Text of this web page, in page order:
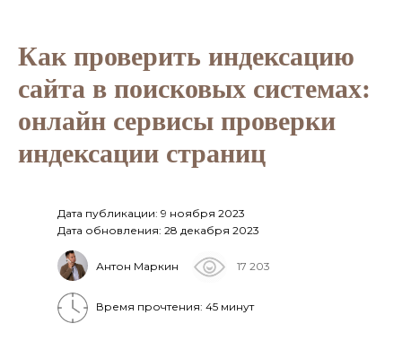
Как проверить индексацию
сайта в поисковых системах:
онлайн сервисы проверки
индексации страниц
Дата публикации: 9 ноября 2023
Дата обновления: 28 декабря 2023
Антон Маркин 17 203
Время прочтения: 45 минут